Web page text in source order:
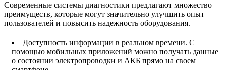
Современные системы диагностики предлагают множество
преимуществ, которые могут значительно улучшить опыт
пользователей и повысить надежность оборудования.
Доступность информации в реальном времени. С
помощью мобильных приложений можно получать данные
о состоянии электропроводки и АКБ прямо на своем